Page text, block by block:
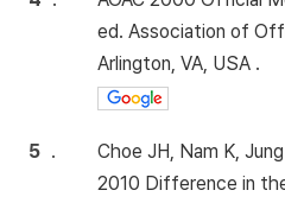
ed. Association of
Arlington, VA, USA .
5 .
Choe JH, Nam K,
2010 Difference in